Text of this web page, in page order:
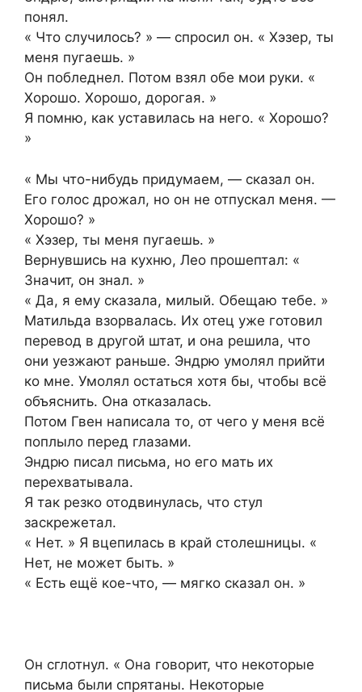
понял.
« Что случилось? » — спросил он. « Хэзер, ты
меня пугаешь. »
Он побледнел. Потом взял обе мои руки. «
Хорошо. Хорошо, дорогая. »
Я помню, как уставилась на него. « Хорошо?
»
« Мы что-нибудь придумаем, — сказал он.
Его голос дрожал, но он не отпускал меня. —
Хорошо? »
« Хэзер, ты меня пугаешь. »
Вернувшись на кухню, Лео прошептал: «
Значит, он знал. »
« Да, я ему сказала, милый. Обещаю тебе. »
Матильда взорвалась. Их отец уже готовил
перевод в другой штат, и она решила, что
они уезжают раньше. Эндрю умолял прийти
ко мне. Умолял остаться хотя бы, чтобы всё
объяснить. Она отказалась.
Потом Гвен написала то, от чего у меня всё
поплыло перед глазами.
Эндрю писал письма, но его мать их
перехватывала.
Я так резко отодвинулась, что стул
заскрежетал.
« Нет. » Я вцепилась в край столешницы. «
Нет, не может быть. »
« Есть ещё кое-что, — мягко сказал он. »
Он сглотнул. « Она говорит, что некоторые
письма были спрятаны. Некоторые